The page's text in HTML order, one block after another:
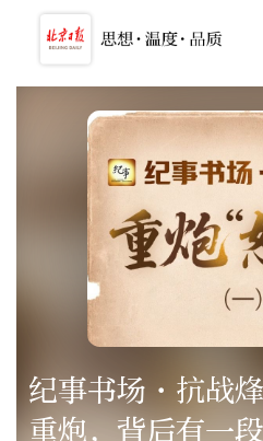
纪事书场·抗战
重炮，背后有一